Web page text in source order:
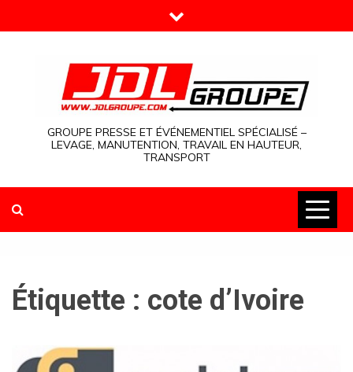
to
GROUPE PRESSE ET ÉVÉNEMENTIEL SPÉCIALISÉ –
LEVAGE, MANUTENTION, TRAVAIL EN HAUTEUR,
TRANSPORT
Étiquette : cote d’Ivoire